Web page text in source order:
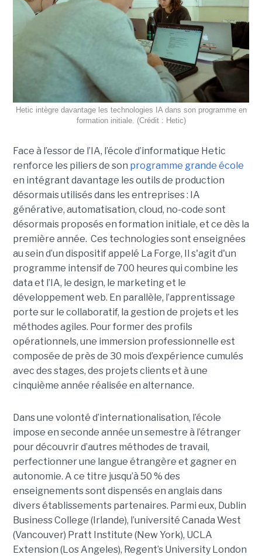
Hetic intègre davantage les technologies IA dans son programme en
formation initiale. (Crédit : Hetic)
Face à l’essor de l’IA, l’école d’informatique Hetic
renforce les piliers de son programme grande école
en intégrant davantage les outils de production
désormais utilisés dans les entreprises : IA
générative, automatisation, cloud, no-code sont
désormais proposés en formation initiale, et ce dès la
première année. Ces technologies sont enseignées
au sein d’un dispositif appelé La Forge, Il s'agit d'un
programme intensif de 700 heures qui combine les
data et l’IA, le design, le marketing et le
développement web. En parallèle, l’apprentissage
porte sur le collaboratif, la gestion de projets et les
méthodes agiles. Pour former des profils
opérationnels, une immersion professionnelle est
composée de près de 30 mois d’expérience cumulés
avec des stages, des projets clients et à une
cinquième année réalisée en alternance.
Dans une volonté d’internationalisation, l’école
impose en seconde année un semestre à l’étranger
pour découvrir d’autres méthodes de travail,
perfectionner une langue étrangère et gagner en
autonomie. A ce titre jusqu’à 50 % des
enseignements sont dispensés en anglais dans
divers établissements partenaires. Parmi eux, Dublin
Business College (Irlande), l’université Canada West
(Vancouver) Pratt Institute (New York), UCLA
Extension (Los Angeles), Regent’s University London